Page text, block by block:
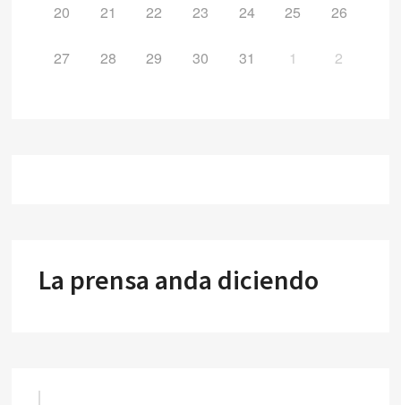
20 21 22 23 24 25 26
27 28 29 30 31 1 2
La prensa anda diciendo